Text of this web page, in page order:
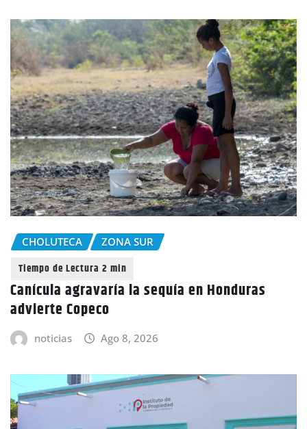
CHOLUTECA ZONA SUR
Canícula agravaría la sequía en Honduras
advierte Copeco
noticias Ago 8, 2026